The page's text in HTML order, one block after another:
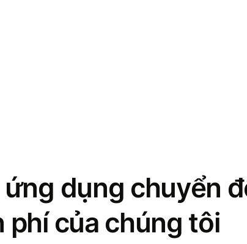
dụng chuyển
phí của chúng tôi